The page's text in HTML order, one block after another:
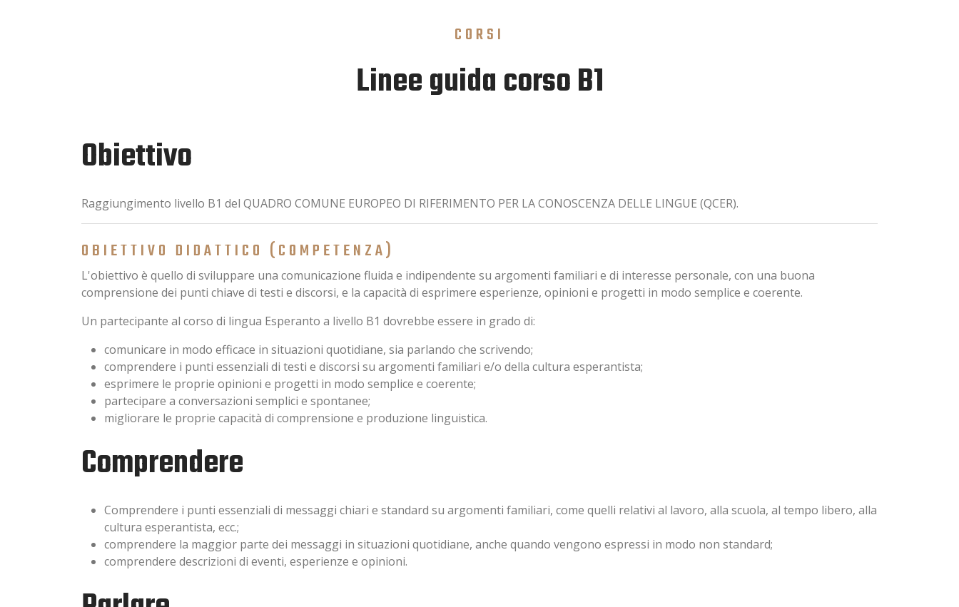
CORSI
Linee guida corso B1
Obiettivo
Raggiungimento livello B1 del QUADRO COMUNE EUROPEO DI RIFERIMENTO PER LA CONOSCENZA DELLE LINGUE (QCER).
OBIETTIVO DIDATTICO (COMPETENZA)
L'obiettivo è quello di sviluppare una comunicazione fluida e indipendente su argomenti familiari e di interesse personale, con una buona
comprensione dei punti chiave di testi e discorsi, e la capacità di esprimere esperienze, opinioni e progetti in modo semplice e coerente.
Un partecipante al corso di lingua Esperanto a livello B1 dovrebbe essere in grado di:
comunicare in modo efficace in situazioni quotidiane, sia parlando che scrivendo;
comprendere i punti essenziali di testi e discorsi su argomenti familiari e/o della cultura esperantista;
esprimere le proprie opinioni e progetti in modo semplice e coerente;
partecipare a conversazioni semplici e spontanee;
migliorare le proprie capacità di comprensione e produzione linguistica.
Comprendere
Comprendere i punti essenziali di messaggi chiari e standard su argomenti familiari, come quelli relativi al lavoro, alla scuola, al tempo libero, alla
cultura esperantista, ecc.;
comprendere la maggior parte dei messaggi in situazioni quotidiane, anche quando vengono espressi in modo non standard;
comprendere descrizioni di eventi, esperienze e opinioni.